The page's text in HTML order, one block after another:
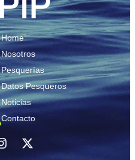
Home
Nosotros
Pesquerías
Datos Pesqueros
Noticias
Contacto